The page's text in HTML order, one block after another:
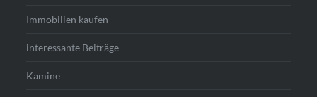
Immobilien kaufen
interessante Beiträge
Kamine